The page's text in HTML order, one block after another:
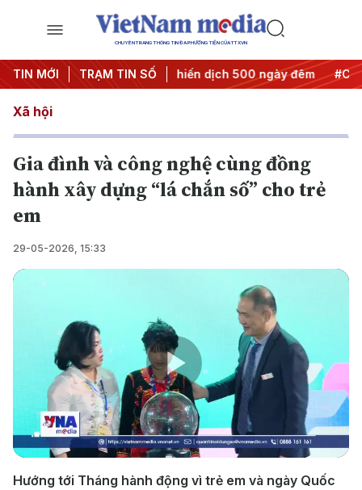
CHUYÊN TRANG THÔNG TIN ĐA PHƯƠNG TIỆN CỦA TTXVN
TIN MỚI TRẠM TIN SỐ
hành động #Chiến dịch 500 ngày đêm #Chống
Xã hội
Gia đình và công nghệ cùng đồng
hành xây dựng “lá chắn số” cho trẻ
em
29-05-2026, 15:33
Play
Video
Hướng tới Tháng hành động vì trẻ em và ngày Quốc